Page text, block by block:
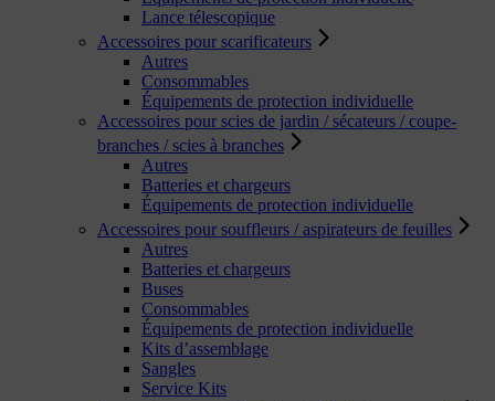
Lance télescopique
Accessoires pour scarificateurs
Autres
Consommables
Équipements de protection individuelle
Accessoires pour scies de jardin / sécateurs / coupe-
branches / scies à branches
Autres
Batteries et chargeurs
Équipements de protection individuelle
Accessoires pour souffleurs / aspirateurs de feuilles
Autres
Batteries et chargeurs
Buses
Consommables
Équipements de protection individuelle
Kits d’assemblage
Sangles
Service Kits